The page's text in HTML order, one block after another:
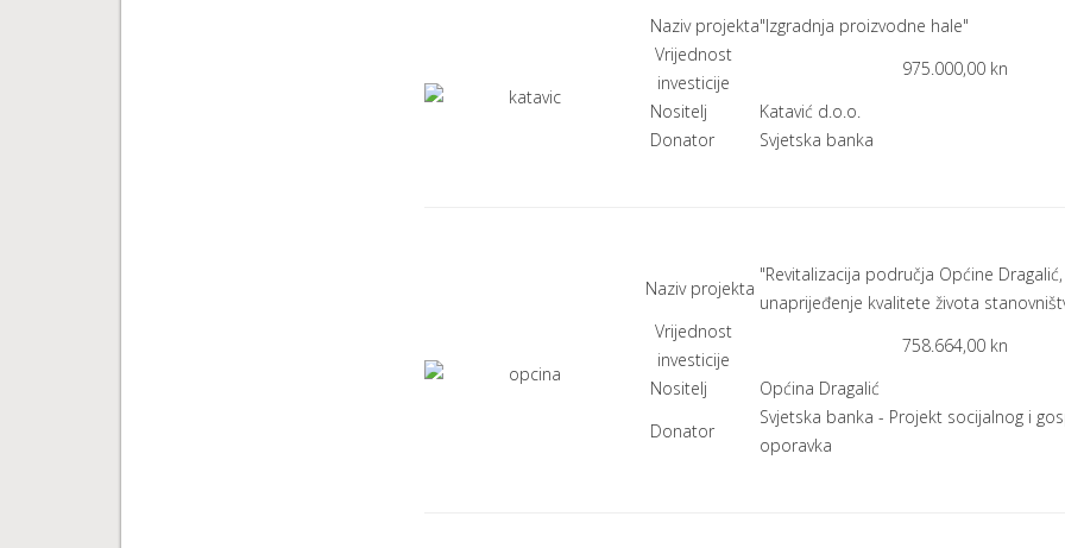
Naziv projekta"Izgradnja proizvodne hale"
Vrijednost
investicije
975.000,00 kn
Nositelj
Katavić d.o.o.
Donator
Svjetska banka
Naziv projekta
"Revitalizacija područja Općine
unaprijeđenje kvalitete života
Vrijednost
investicije
758.664,00 kn
Nositelj
Općina Dragalić
Donator
Svjetska banka - Projekt socijalnog i
oporavka